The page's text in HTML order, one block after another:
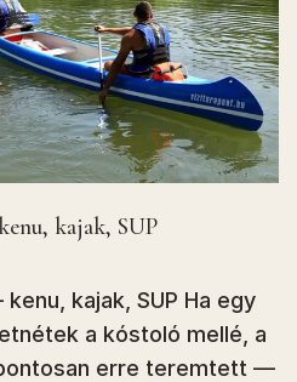
kajak, SUP
kajak, SUP Ha egy
a kóstoló mellé, a
erre teremtett —